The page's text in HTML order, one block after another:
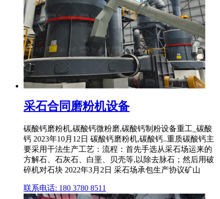
采石合同磨粉机设备
碳酸钙磨粉机,碳酸钙微粉磨,碳酸钙制粉设备重工_碳酸
钙 2023年10月12日 碳酸钙磨粉机,碳酸钙..重质碳酸钙主
要采用干法生产工艺：流程：首先手选从采石场运来的
方解石、石灰石、白垩、贝壳等,以除去脉石；然后用破
碎机对石块 2022年3月2日 采石场承包生产协议矿山
联系电话: 180 3780 8511